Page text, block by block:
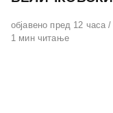
Објавено
на
објавено пред 12 часа
1 мин читање